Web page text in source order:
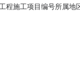
程施工项目编号所属
将具体情况公告如下